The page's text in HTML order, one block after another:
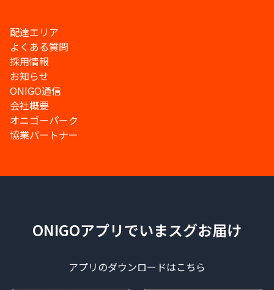
配達エリア
よくある質問
採用情報
お知らせ
ONIGO通信
会社概要
オニゴーパーク
協業パートナー
ONIGOアプリでいまスグお届け
アプリのダウンロードはこちら